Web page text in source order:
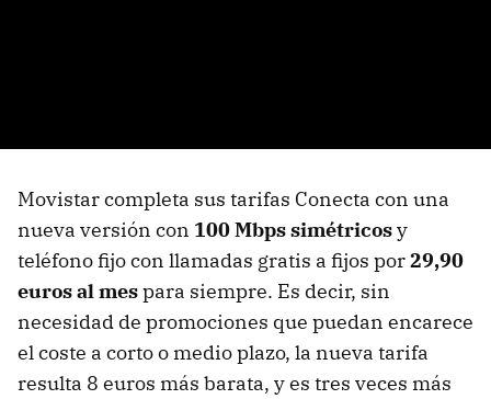
Movistar completa sus tarifas Conecta con una
nueva versión con 100 Mbps simétricosy
teléfono fijo con llamadas gratis a fijos por29,90
euros al mespara siempre. Es decir, sin
necesidad de promociones que puedan encarece
el coste a corto o medio plazo, la nueva tarifa
resulta 8 euros más barata, y es tres veces más